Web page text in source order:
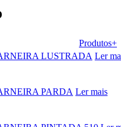
Produtos+
LUSTRADA Ler
PARDA Ler mais